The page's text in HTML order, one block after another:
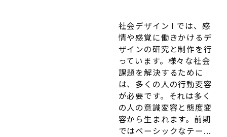
社会デザイン I では、感
情や感覚に働きかけるデ
ザインの研究と制作を行
っています。様々な社会
課題を解決するために
は、多くの人の行動変容
が必要です。それは多く
の人の意識変容と態度変
容から生まれます。前期
ではベーシックなテー...